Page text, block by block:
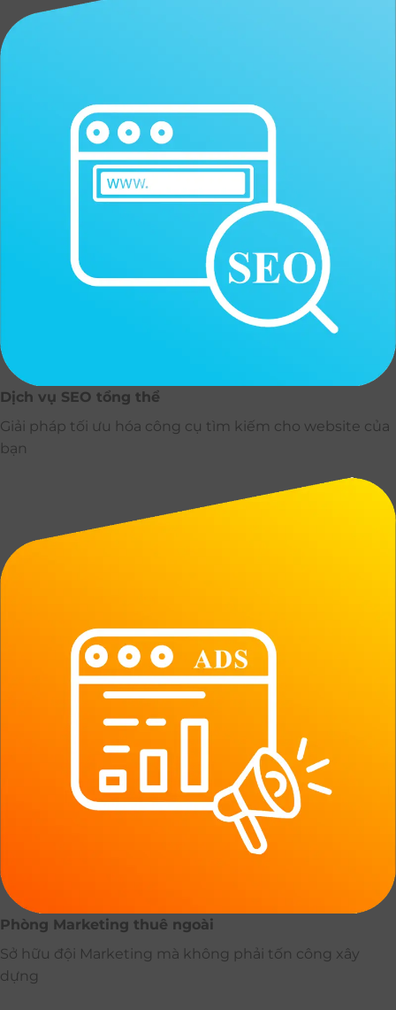
Dịch vụ SEO tổng thể
Giải pháp tối ưu hóa công cụ tìm kiếm cho website của
bạn
Phòng Marketing thuê ngoài
Sở hữu đội Marketing mà không phải tốn công xây
dựng